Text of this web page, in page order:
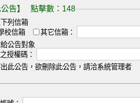
公告】 點擊數：148
列信箱
校信箱
其它信箱：
公告對象
授權碼：
此公告，欲刪除此公告，請洽系統管理者